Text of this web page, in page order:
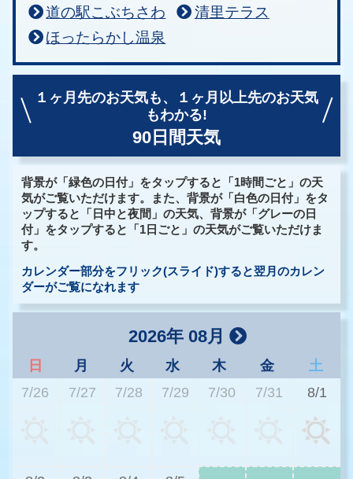
道の駅こぶちさわ
清里テラス
ほったらかし温泉
１ヶ月先のお天気も、
１ヶ月以上先のお天気
もわかる!
90日間天気
背景が「緑色の日付」をタップすると「1時間ごと」の天
気がご覧いただけます。また、背景が「白色の日付」をタ
ップすると「日中と夜間」の天気、背景が「グレーの日
付」をタップすると「1日ごと」の天気がご覧いただけま
す。
カレンダー部分をフリック(スライド)すると翌月のカレン
ダーがご覧になれます
2026年 08月
日 月 火 水 木 金
土
7/26
7/27 7/28 7/29 7/30 7/31 8/1